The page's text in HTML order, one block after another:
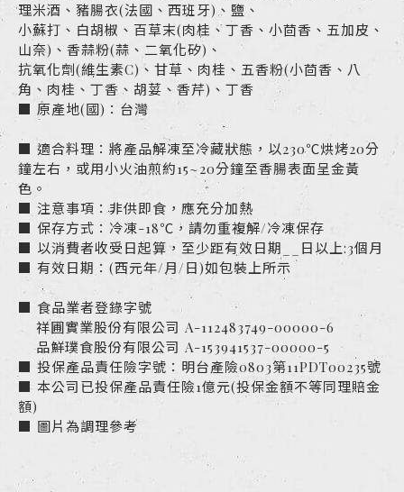
理米酒、豬腸衣(法國、西班牙)、鹽、
小蘇打、白胡椒、百草末(肉桂、丁香、小茴香、五加皮、
山奈)、香蒜粉(蒜、二氧化矽)、
抗氧化劑(維生素C)、甘草、肉桂、五香粉(小茴香、八
角、肉桂、丁香、胡荽、香芹)、丁香
■ 原產地(國)：台灣
■ 適合料理：將產品解凍至冷藏狀態，以230℃烘烤20分
鐘左右，或用小火油煎約15~20分鐘至香腸表面呈金黃
色。
■ 注意事項：非供即食，應充分加熱
■ 保存方式：冷凍-18℃，請勿重複解/冷凍保存
■ 以消費者收受日起算，至少距有效日期__日以上:3個月
■ 有效日期：(西元年/月/日)如包裝上所示
■ 食品業者登錄字號
祥圃實業股份有限公司 A-112483749-00000-6
品鮮璞食股份有限公司 A-153941537-00000-5
■ 投保產品責任險字號：明台產險0803第11PDT00235號
■ 本公司已投保產品責任險1億元(投保金額不等同理賠金
額)
■ 圖片為調理參考